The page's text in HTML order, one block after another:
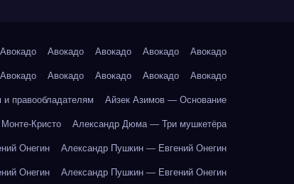
Авокадо Авокадо Авокадо Авокадо Авокадо
Авокадо Авокадо Авокадо Авокадо Авокадо
и правообладателям Айзек Азимов — Основание
Кристо Александр Дюма — Три мушкетёра
Онегин Александр Пушкин — Евгений Онегин
Онегин Александр Пушкин — Евгений Онегин